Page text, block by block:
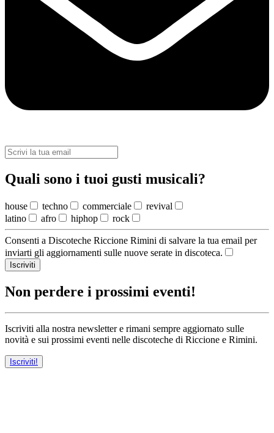
Quali sono i tuoi gusti musicali?
house techno commerciale
revival
latino
afro hiphop rock
Consenti a Discoteche Riccione Rimini di salvare la tua email per
inviarti gli aggiornamenti sulle nuove serate in discoteca.
Iscriviti
Non perdere i prossimi eventi!
Iscriviti alla nostra newsletter e rimani sempre aggiornato sulle
novità e sui prossimi eventi nelle discoteche di Riccione e Rimini.
Iscriviti!